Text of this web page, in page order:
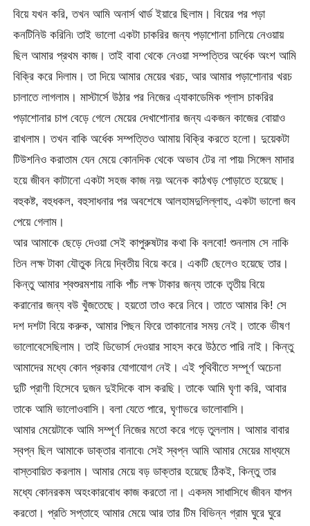
বিয়ে যখন করি, তখন আমি অনার্স থার্ড ইয়ারে ছিলাম। বিয়ের পর পড়া
কনটিনিউ করিনি৷ তাই ভালো একটা চাকরির জন্য পড়াশোনা চালিয়ে নেওয়ায়
ছিল আমার প্রথম কাজ। তাই বাবা থেকে নেওয়া সম্পত্তির অর্ধেক অংশ আমি
বিক্রি করে দিলাম। তা দিয়ে আমার মেয়ের খরচ, আর আমার পড়াশোনার খরচ
চালাতে লাগলাম। মাস্টার্সে উঠার পর নিজের এ্যাকাডেমিক প্লাস চাকরির
পড়াশোনার চাপ বেড়ে গেলে মেয়ের দেখাশোনার জন্য একজন কাজের বোয়াও
রাখলাম। তখন বাকি অর্ধেক সম্পত্তিও আমায় বিক্রি করতে হলো। দুয়েকটা
টিউশনিও করাতাম যেন মেয়ে কোনদিক থেকে অভাব টের না পায়৷ সিঙ্গেল মাদার
হয়ে জীবন কাটানো একটা সহজ কাজ নয়৷ অনেক কাঠখড় পোড়াতে হয়েছে।
বহুকষ্ট, বহুধকল, বহুসাধনার পর অবশেষে আলহামদুলিল্লাহ, একটা ভালো জব
পেয়ে গেলাম।
আর আমাকে ছেড়ে দেওয়া সেই কাপুরুষটার কথা কি বলবো! শুনলাম সে নাকি
তিন লক্ষ টাকা যৌতুক নিয়ে দ্বিতীয় বিয়ে করে। একটি ছেলেও হয়েছে তার।
কিন্তু আমার শ্বশুরমশায় নাকি পাঁচ লক্ষ টাকার জন্য তাকে তৃতীয় বিয়ে
করানোর জন্য বউ খুঁজতেছে। হয়তো তাও করে নিবে। তাতে আমার কি! সে
দশ দশটা বিয়ে করুক, আমার পিছন ফিরে তাকানোর সময় নেই। তাকে ভীষণ
ভালোবেসেছিলাম। তাই ডিভোর্স দেওয়ার সাহস করে উঠতে পারি নাই। কিন্তু
আমাদের মধ্যে কোন প্রকার যোগাযোগ নেই। এই পৃথিবীতে সম্পূর্ণ অচেনা
দুটি প্রাণী হিসেবে দুজন দুইদিকে বাস করছি। তাকে আমি ঘৃণা করি, আবার
তাকে আমি ভালোওবাসি। বলা যেতে পারে, ঘৃণাভরে ভালোবাসি।
আমার মেয়েটাকে আমি সম্পূর্ণ নিজের মতো করে গড়ে তুললাম। আমার বাবার
স্বপ্ন ছিল আমাকে ডাক্তার বানাবে৷ সেই স্বপ্ন আমি আমার মেয়ের মাধ্যমে
বাস্তবায়িত করলাম। আমার মেয়ে বড় ডাক্তার হয়েছে ঠিকই, কিন্তু তার
মধ্যে কোনরকম অহংকারবোধ কাজ করতো না। একদম সাধাসিধে জীবন যাপন
করতো। প্রতি সপ্তাহে আমার মেয়ে আর তার টিম বিভিন্ন গ্রাম ঘুরে ঘুরে